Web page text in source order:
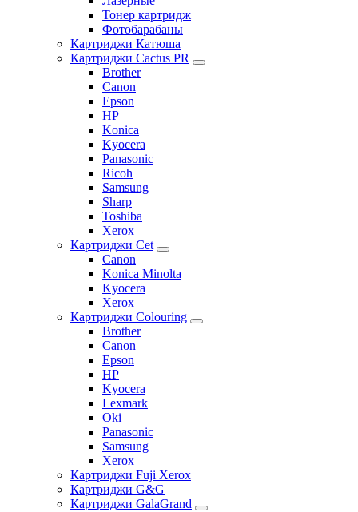
Тонер картридж
Фотобарабаны
Картриджи Катюша
Картриджи Cactus PR
Brother
Canon
Epson
HP
Konica
Kyocera
Panasonic
Ricoh
Samsung
Sharp
Toshiba
Xerox
Картриджи Cet
Canon
Konica Minolta
Kyocera
Xerox
Картриджи Colouring
Brother
Canon
Epson
HP
Kyocera
Lexmark
Oki
Panasonic
Samsung
Xerox
Картриджи Fuji Xerox
Картриджи G&G
Картриджи GalaGrand